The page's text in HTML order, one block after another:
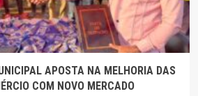
APOSTA NA MELHORIA DAS
COM NOVO MERCADO